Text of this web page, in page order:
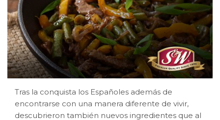
Tras la conquista los Españoles además de
encontrarse con una manera diferente de vivir,
descubrieron también nuevos ingredientes que al